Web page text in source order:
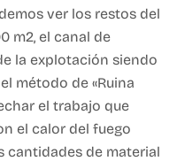
ver los restos del
m2, el canal de
la explotación siendo
método de «Ruina
el trabajo que
el calor del fuego
cantidades de material